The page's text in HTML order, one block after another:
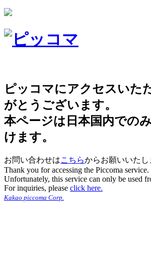
ピッコマにアクセスいた
がとうございます。
本ページは日本国内での
けます。
お問い合わせはこちらからお願いいたし
Thank you for accessing the Piccoma service.
Unfortunately, this service can only be used
For inquiries, please click here.
Kakao piccoma Corp.